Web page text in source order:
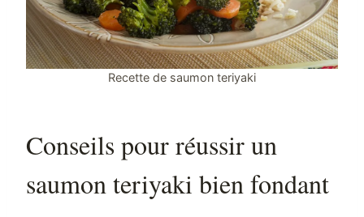
Recette de saumon teriyaki
Conseils pour réussir un
saumon teriyaki bien fondant